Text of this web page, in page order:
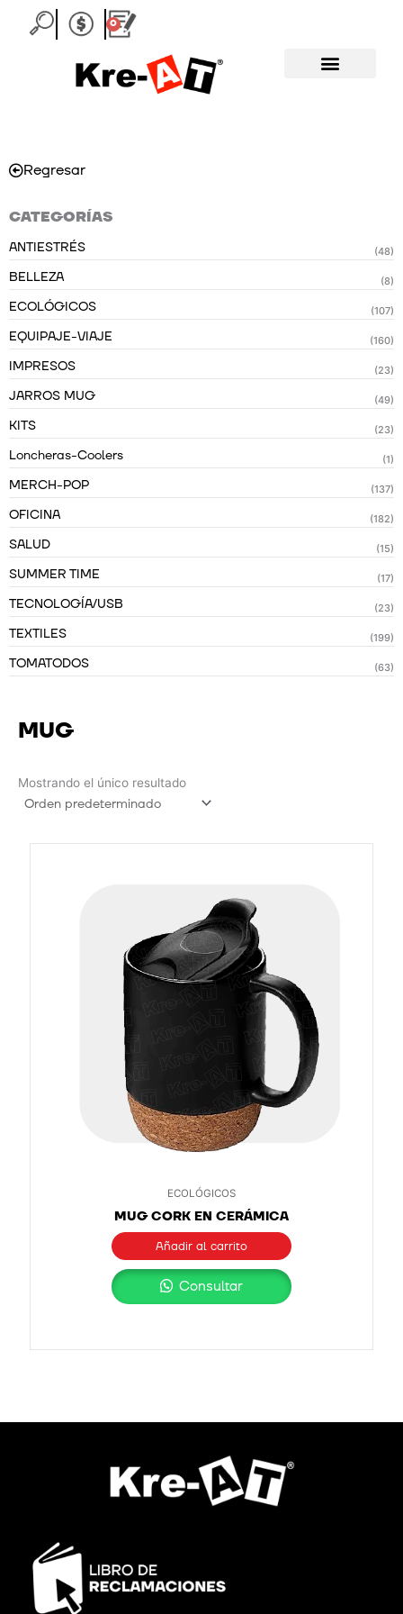
0
Carrito
Regresar
CATEGORÍAS
ANTIESTRÉS (48)
BELLEZA (8)
ECOLÓGICOS (107)
EQUIPAJE-VIAJE (160)
IMPRESOS (23)
JARROS MUG (49)
KITS (23)
Loncheras-Coolers (1)
MERCH-POP (137)
OFICINA (182)
SALUD (15)
SUMMER TIME (17)
TECNOLOGÍA/USB (23)
TEXTILES (199)
TOMATODOS (63)
MUG
Mostrando el único resultado
ECOLÓGICOS
MUG CORK EN CERÁMICA
Añadir al carrito
Consultar